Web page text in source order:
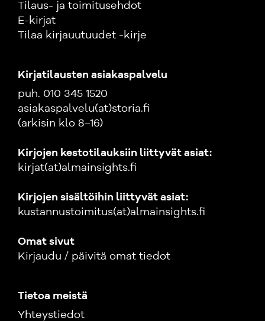
Tilaus- ja toimitusehdot
E-kirjat
Tilaa kirjauutuudet -kirje
Kirjatilausten asiakaspalvelu
puh. 010 345 1520
asiakaspalvelu(at)storia.fi
(arkisin klo 8–16)
Kirjojen kestotilauksiin liittyvät asiat:
kirjat(at)almainsights.fi
Kirjojen sisältöihin liittyvät asiat:
kustannustoimitus(at)almainsights.fi
Omat sivut
Kirjaudu / päivitä omat tiedot
Tietoa meistä
Yhteystiedot